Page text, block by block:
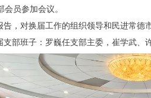
员参加会议。
，对换届工作的组织领导和民进常
部班子：罗巍任支部主委，崔学武、